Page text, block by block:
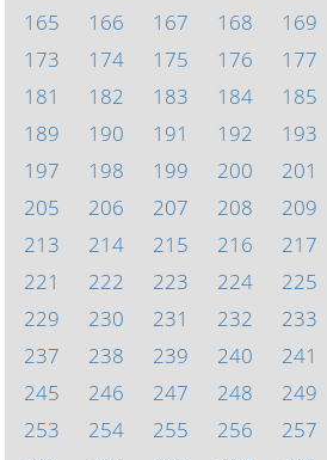
165
166 167 168 169
173
174 175 176 177
181
182 183 184 185
189
190 191 192 193
197
198 199 200 201
205
206 207 208 209
213
214 215 216 217
221
222 223 224 225
229
230 231 232 233
237
238 239 240 241
245
246 247 248 249
253
254 255 256 257